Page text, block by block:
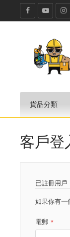
貨品分類
客戶登
已註冊用戶
如果你有一
電郵